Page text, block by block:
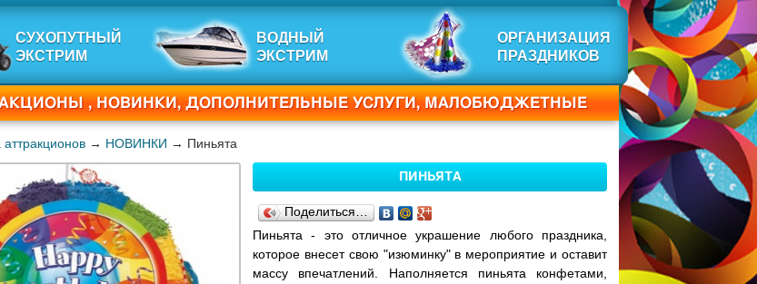
СУХОПУТНЫЙ
ЭКСТРИМ
ВОДНЫЙ
ЭКСТРИМ
ОРГАНИЗАЦИЯ
ПРАЗДНИКОВ
, НОВИНКИ, ДОПОЛНИТЕЛЬНЫЕ УСЛУГИ, МАЛОБЮДЖЕТНЫЕ
→ НОВИНКИ → Пиньята
ПИНЬЯТА
Поделиться…
Пиньята - это отличное украшение любого праздника,
которое внесет свою "изюминку" в мероприятие и оставит
массу впечатлений. Наполняется пиньята конфетами,